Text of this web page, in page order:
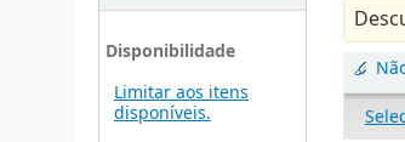
Disponibilidade
Limitar aos itens
disponíveis.